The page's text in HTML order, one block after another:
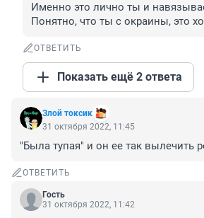
Именно это лично ты и
Понятно, что ты с окраины, это
ОТВЕТИТЬ
Показать ещё 2 ответа
Злой токсик
31 октября 2022, 11:45
"Была тупая" и он ее так вылечить
ОТВЕТИТЬ
Гость
31 октября 2022, 11:42